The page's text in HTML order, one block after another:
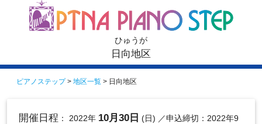
ひゅうが
日向地区
ピアノステップ> 地区一覧 > 日向地区
開催日程 ： 2022年 10月30日 (日) ／申込締切：2022年9